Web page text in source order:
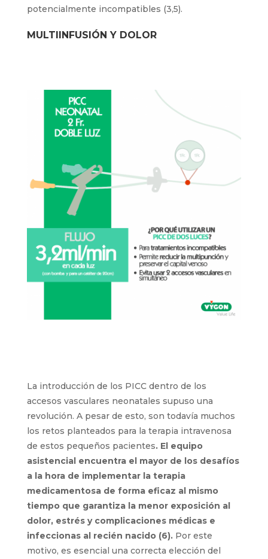
potencialmente incompatibles (3,5).
MULTIINFUSIÓN Y DOLOR
La introducción de los PICC dentro de los
accesos vasculares neonatales supuso una
revolución. A pesar de esto, son todavía muchos
los retos planteados para la terapia intravenosa
de estos pequeños pacientes. El equipo
asistencial encuentra el mayor de los desafíos
a la hora de implementar la terapia
medicamentosa de forma eficaz al mismo
tiempo que garantiza la menor exposición al
dolor, estrés y complicaciones médicas e
infeccionas al recién nacido (6). Por este
motivo, es esencial una correcta elección del